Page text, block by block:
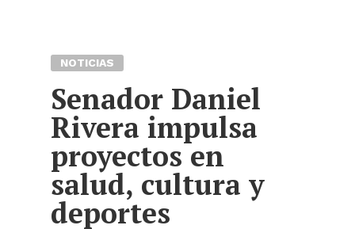
NOTICIAS
Senador Daniel
Rivera impulsa
proyectos en
salud, cultura y
deportes